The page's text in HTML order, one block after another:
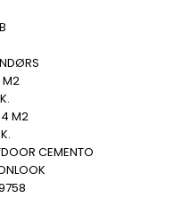
M2
M2
CEMENTO